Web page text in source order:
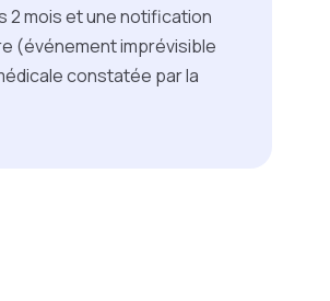
2 mois et une notification
(événement imprévisible
constatée par la